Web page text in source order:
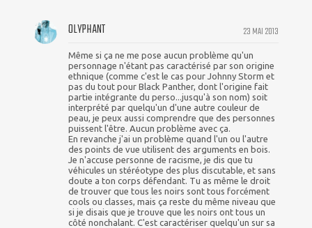
23 MAI 2013
OLYPHANT
Même si ça ne me pose aucun problème qu'un
personnage n'étant pas caractérisé par son origine
ethnique (comme c'est le cas pour Johnny Storm et
pas du tout pour Black Panther, dont l'origine fait
partie intégrante du perso...jusqu'à son nom) soit
interprété par quelqu'un d'une autre couleur de
peau, je peux aussi comprendre que des personnes
puissent l'être. Aucun problème avec ça.
En revanche j'ai un problème quand l'un ou l'autre
des points de vue utilisent des arguments en bois.
Je n'accuse personne de racisme, je dis que tu
véhicules un stéréotype des plus discutable, et sans
doute a ton corps défendant. Tu as même le droit
de trouver que tous les noirs sont tous forcément
cools ou classes, mais ça reste du même niveau que
si je disais que je trouve que les noirs ont tous un
côté nonchalant. C'est caractériser quelqu'un sur sa